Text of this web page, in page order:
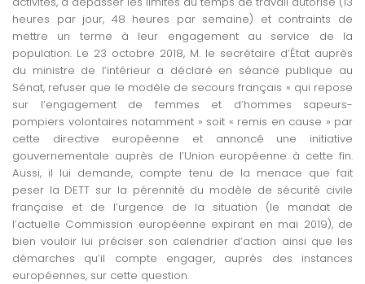
heures par jour, 48 heures par semaine) et contraints de
mettre un terme à leur engagement au service de la
population. Le 23 octobre 2018, M. le secrétaire d’État auprès
du ministre de l’intérieur a déclaré en séance publique au
Sénat, refuser que le modèle de secours français « qui repose
sur l’engagement de femmes et d’hommes sapeurs-
pompiers volontaires notamment » soit « remis en cause » par
cette directive européenne et annoncé une initiative
gouvernementale auprès de l’Union européenne à cette fin.
Aussi, il lui demande, compte tenu de la menace que fait
peser la DETT sur la pérennité du modèle de sécurité civile
française et de l’urgence de la situation (le mandat de
l’actuelle Commission européenne expirant en mai 2019), de
bien vouloir lui préciser son calendrier d’action ainsi que les
démarches qu’il compte engager, auprès des instances
européennes, sur cette question.